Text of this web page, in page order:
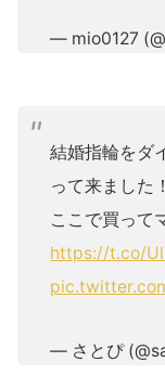
— mio0127
結婚指輪をダ
って来ました！
ここで買って
https://t.co/
— さとぴ